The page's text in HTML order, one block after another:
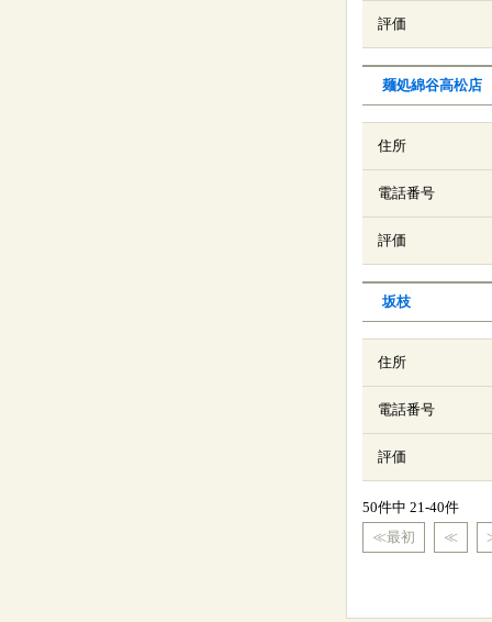
評価
麺処綿谷高松店
住所
電話番号
評価
坂枝
住所
電話番号
評価
50件中 21-40件
≪最初
≪